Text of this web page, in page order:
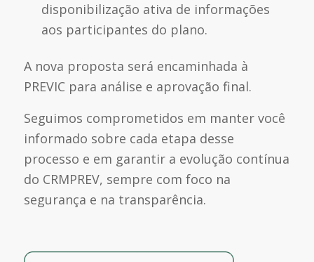
disponibilização ativa de informações
aos participantes do plano.
A nova proposta será encaminhada à
PREVIC para análise e aprovação final.
Seguimos comprometidos em manter você
informado sobre cada etapa desse
processo e em garantir a evolução contínua
do CRMPREV, sempre com foco na
segurança e na transparência.